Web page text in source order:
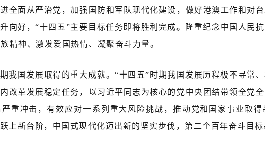
全面从严治党，加强国防和军队现代化建设，做好港澳工作和对
向好，“十四五”主要目标任务即将胜利完成。隆重纪念中国人民
精神、激发爱国热情、凝聚奋斗力量。
我国发展取得的重大成就。“十四五”时期我国发展历程极不寻常
改革发展稳定任务，以习近平同志为核心的党中央团结带领全党
重冲击，有效应对一系列重大风险挑战，推动党和国家事业取
上新台阶，中国式现代化迈出新的坚实步伐，第二个百年奋斗目标